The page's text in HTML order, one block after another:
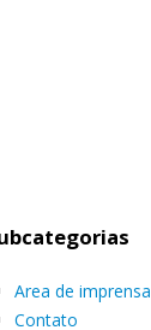
Area de imprensa
Contato